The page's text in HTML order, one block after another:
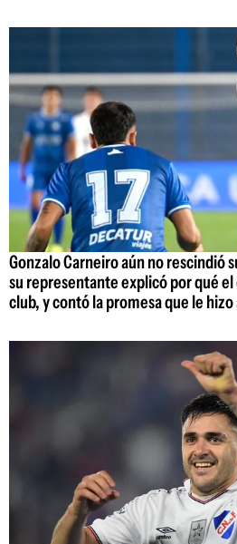
Gonzalo Carneiro aún no rescindió
su representante explicó por qué
club, y contó la promesa que le